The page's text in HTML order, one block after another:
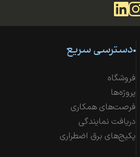
دسترسی سریع
فروشگاه
پروژه‌ها
فرصت‌های همکاری
دریافت نمایندگی
پکیج‌های برق اضطراری